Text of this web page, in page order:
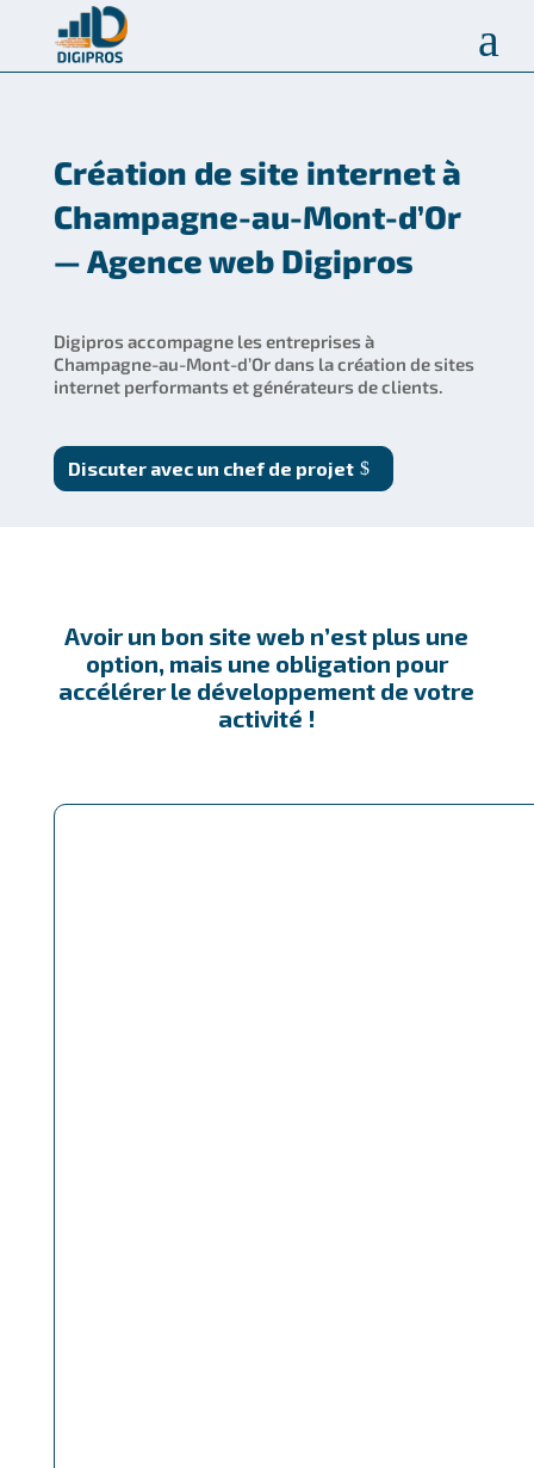
a
Création de site internet à
Champagne-au-Mont-d’Or
— Agence web Digipros
Digipros accompagne les entreprises à
Champagne-au-Mont-d’Or dans la création de sites
internet performants et générateurs de clients.
Discuter avec un chef de projet
Avoir un bon site web n’est plus une
option, mais une obligation pour
accélérer le développement de votre
activité !